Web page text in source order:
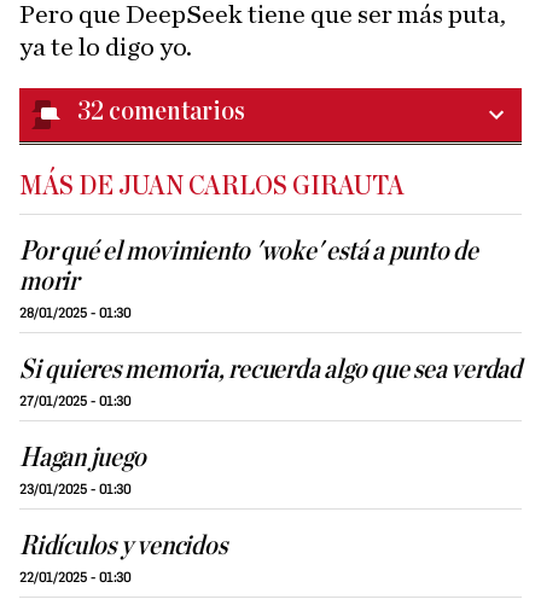
Pero que DeepSeek tiene que ser más puta,
ya te lo digo yo.
32 comentarios
MÁS DE JUAN CARLOS GIRAUTA
Por qué el movimiento 'woke' está a punto de
morir
28/01/2025 - 01:30
Si quieres memoria, recuerda algo que sea verdad
27/01/2025 - 01:30
Hagan juego
23/01/2025 - 01:30
Ridículos y vencidos
22/01/2025 - 01:30